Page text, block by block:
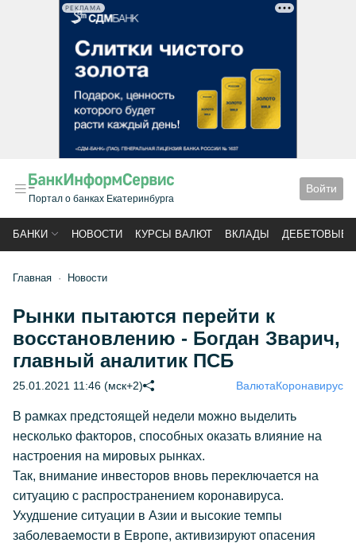
РЕКЛАМА
Портал о банках Екатеринбурга
Войти
БАНКИ НОВОСТИ КУРСЫ ВАЛЮТ ВКЛАДЫ ДЕБЕТОВЫЕ
Главная Новости
Рынки пытаются перейти к
восстановлению - Богдан Зварич,
главный аналитик ПСБ
25.01.2021 11:46 (мск+2) ВалютаКоронавирус
В рамках предстоящей недели можно выделить
несколько факторов, способных оказать влияние на
настроения на мировых рынках.
Так, внимание инвесторов вновь переключается на
ситуацию с распространением коронавируса.
Ухудшение ситуации в Азии и высокие темпы
заболеваемости в Европе, активизируют опасения